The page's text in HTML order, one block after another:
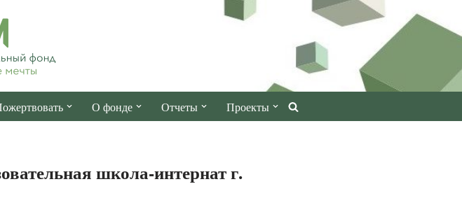
О фонде Отчеты Проекты
школа-интернат г.